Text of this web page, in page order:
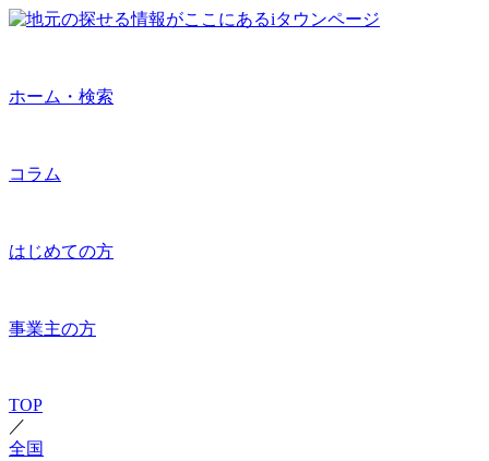
ホーム・検索
コラム
はじめての方
事業主の方
TOP
／
全国